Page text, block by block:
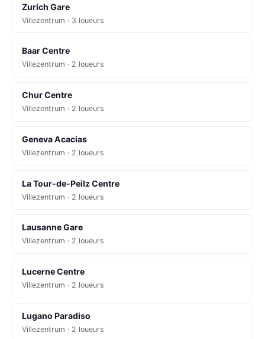
Zurich Gare
Villezentrum · 3 loueurs
Baar Centre
Villezentrum · 2 loueurs
Chur Centre
Villezentrum · 2 loueurs
Geneva Acacias
Villezentrum · 2 loueurs
La Tour-de-Peilz Centre
Villezentrum · 2 loueurs
Lausanne Gare
Villezentrum · 2 loueurs
Lucerne Centre
Villezentrum · 2 loueurs
Lugano Paradiso
Villezentrum · 2 loueurs